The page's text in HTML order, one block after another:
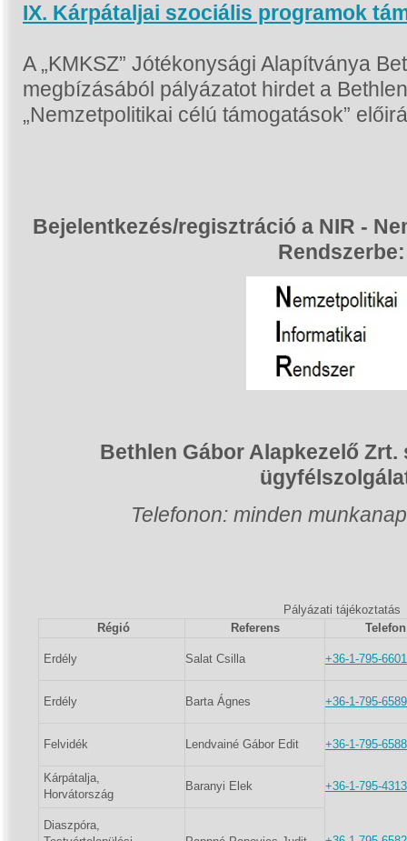
IX. Kárpátaljai szociális programok
A „KMKSZ” Jótékonysági Alapítványa
megbízásából pályázatot hirdet a
„Nemzetpolitikai célú támogatások”
Bejelentkezés/regisztráció a NIR -
Rendszerbe:
Bethlen Gábor Alapkezelő
Telefonon: minden
Pályázati tájékoztatás
Régió
Referens
Erdély Salat Csilla +36-1-795-6601
Erdély Barta Ágnes +36-1-795-6589
Felvidék Lendvainé Gábor Edit +36-1-795-6588
Kárpátalja,
Horvátország
Baranyi Elek +36-1-795-4313
Diaszpóra,